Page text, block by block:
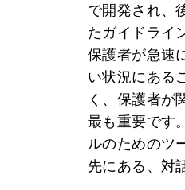
で開発され、
たガイドライ
保護者が急速
い状況にある
く、保護者が
最も重要です
ルのためのツ
先にある、対